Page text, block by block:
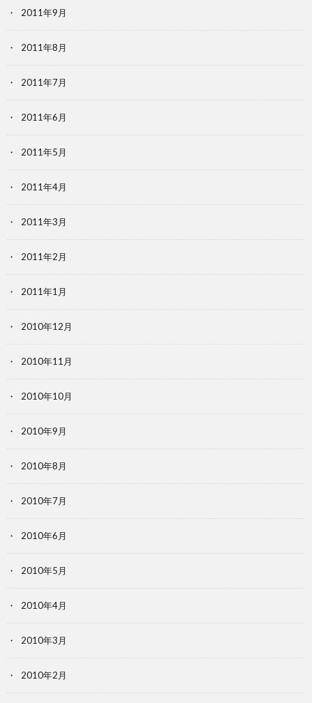
2011年9月
2011年8月
2011年7月
2011年6月
2011年5月
2011年4月
2011年3月
2011年2月
2011年1月
2010年12月
2010年11月
2010年10月
2010年9月
2010年8月
2010年7月
2010年6月
2010年5月
2010年4月
2010年3月
2010年2月